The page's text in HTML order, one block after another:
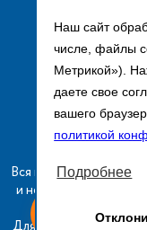
Наш сайт
числе, файлы
Метрикой»).
даете свое
вашего
политикой
Подробнее
Вся информация на
и не является
Для получения
заявку